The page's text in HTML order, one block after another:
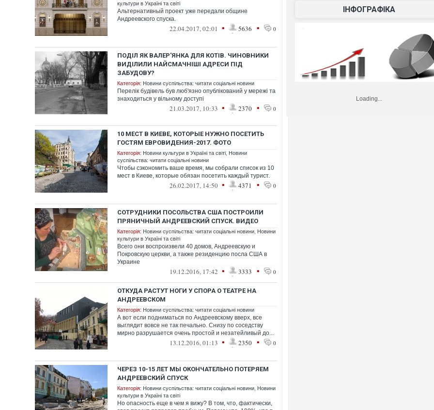
культури в Україні та світі
Альтернативный проект уже передали общине
Андреевского спуска.
22.04.2017, 02:01 • 5636 • 0
ПОДІЛ ЯК ВАЛЕР'ЯНКА ДЛЯ КОТІВ. ЧИНОВНИКИ
ВИДІЛИЛИ НАЙСМАЧНІШІ АДРЕСИ ПІД
ЗАБУДОВУ?
Категорія: Новини суспільства: читати соціальні новини
Перелік будівель був люб'язно опублікований у мережі та
знаходиться у вільному доступі
21.03.2017, 10:33 • 2370 • 0
10 МЕСТ В КИЕВЕ, КОТОРЫЕ НУЖНО ПОСЕТИТЬ
ГОСТЯМ ЕВРОВИДЕНИЯ-2017. ФОТО
Категорія: Новини культури в Україні та світі Новини
суспільства: читати соціальні новини
Чтобы сэкономить ваше время, мы собрали список из 10
мест в Киеве, которые обязан посетить каждый турист.
26.02.2017, 14:50 • 4371 • 0
СОТРУДНИКИ ПОСОЛЬСТВА США ПОСТРОИЛИ
ПРЯНИЧНЫЙ АНДРЕЕВСКИЙ СПУСК. ВИДЕО
Категорія: Новини суспільства: читати соціальні новини Новини
культури в Україні та світі
Всего они воспроизвели 40 домов, Андреевскую и
Покровскую церкви, а также резиденцию посла США в
Украине
19.12.2016, 17:42 • 3333 • 0
ОТКУДА РАСТУТ НОГИ У СПОРА О ТЕАТРЕ НА
АНДРЕЕВСКОМ
Категорія: Новини суспільства: читати соціальні новини
А вот если подниматься по Андреевскому вверх, все
выглядит вовсе не так печально. Снизу по соседству
мирно разрушается очень простой и незатейливый до...
13.12.2016, 01:13 • 2350 • 0
ЧЕРЕЗ 10-15 ЛЕТ МЫ ОКОНЧАТЕЛЬНО ПОТЕРЯЕМ
АНДРЕЕВСКИЙ СПУСК
Категорія: Новини суспільства: читати соціальні новини Новини
культури в Україні та світі
Но опасность еще в чем я вижу? В том, что, фактически,
ІНФОГРАФІКА
Loading...
Росія атакувала Суми
торговельний центр,